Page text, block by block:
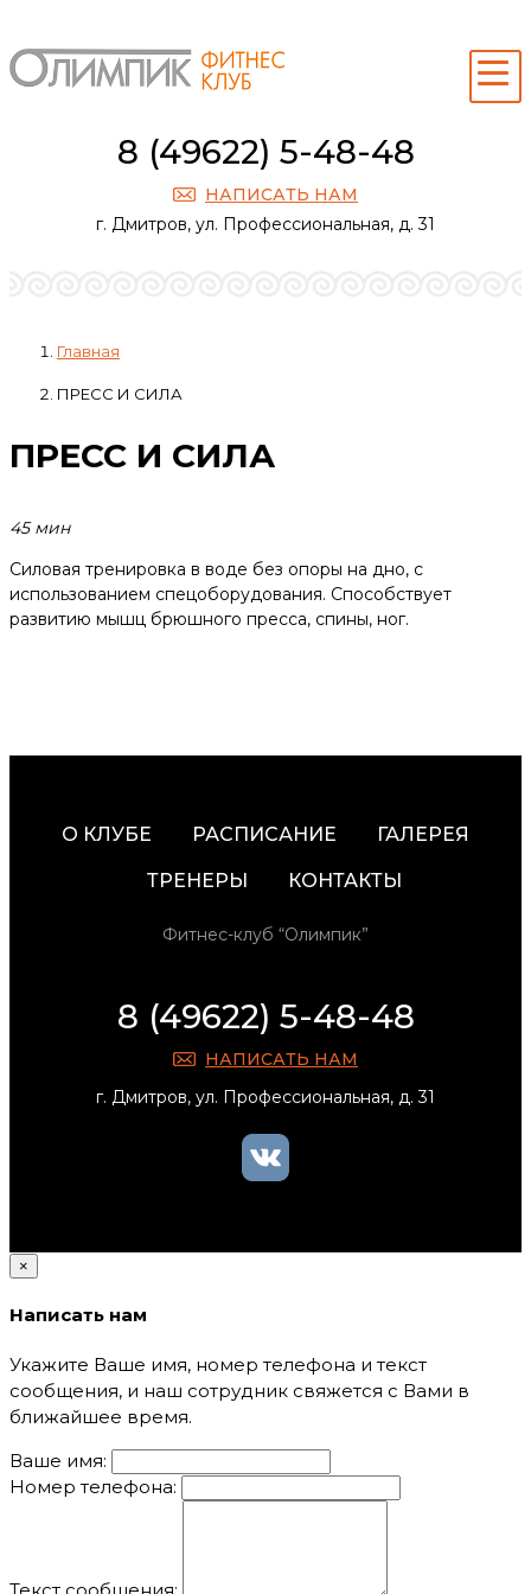
8 (49622) 5-48-48
НАПИСАТЬ НАМ
г. Дмитров, ул. Профессиональная, д. 31
Главная
ПРЕСС И СИЛА
ПРЕСС И СИЛА
45 мин
Силовая тренировка в воде без опоры на дно, с
использованием спецоборудования. Способствует
развитию мышц брюшного пресса, спины, ног.
О КЛУБЕ РАСПИСАНИЕ ГАЛЕРЕЯ
ТРЕНЕРЫ КОНТАКТЫ
Фитнес-клуб “Олимпик”
8 (49622) 5-48-48
НАПИСАТЬ НАМ
г. Дмитров, ул. Профессиональная, д. 31
×
Написать нам
Укажите Ваше имя, номер телефона и текст
сообщения, и наш сотрудник свяжется с Вами в
ближайшее время.
Ваше имя:
Номер телефона: